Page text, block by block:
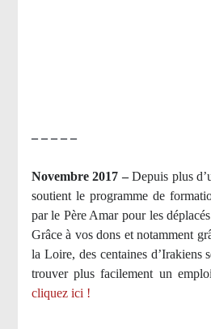
– – – – –
Novembre 2017 –Depuis plus
soutient le programme de
par le Père Amar pour les
Grâce à vos dons et notamment
la Loire, des centaines d’Irakiens
trouver plus facilement un
cliquez ici !